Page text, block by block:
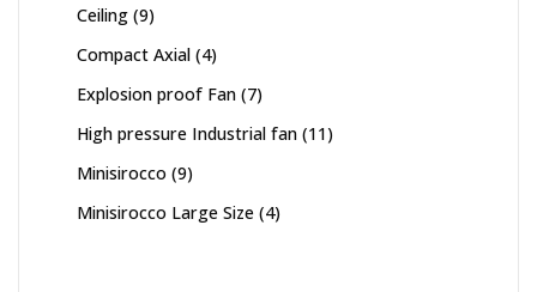
Ceiling 99
Compact Axial 44
Explosion proof Fan 77
High pressure Industrial fan 1111
Minisirocco 99
Minisirocco Large Size 44